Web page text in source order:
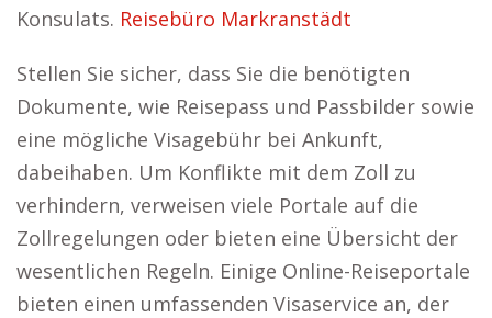
Konsulats. Reisebüro Markranstädt
Stellen Sie sicher, dass Sie die benötigten
Dokumente, wie Reisepass und Passbilder sowie
eine mögliche Visagebühr bei Ankunft,
dabeihaben. Um Konflikte mit dem Zoll zu
verhindern, verweisen viele Portale auf die
Zollregelungen oder bieten eine Übersicht der
wesentlichen Regeln. Einige Online-Reiseportale
bieten einen umfassenden Visaservice an, der